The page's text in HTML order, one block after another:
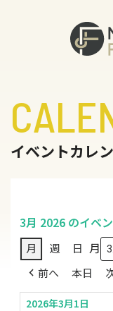
イベントカレ
3月 2026 のイベ
月 週 日 月
前へ 本日
2026年3月1日